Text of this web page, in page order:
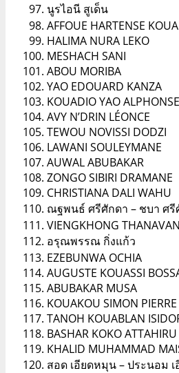
นูรไอนี สูเด็น
AFFOUE HARTENSE
HALIMA NURA LEKO
MESHACH SANI
ABOU MORIBA
YAO EDOUARD KANZA
KOUADIO YAO ALPHONSE
AVY N’DRIN LÉONCE
TEWOU NOVISSI DODZI
LAWANI SOULEYMANE
AUWAL ABUBAKAR
ZONGO SIBIRI DRAMANE
CHRISTIANA DALI WAHU
ณฐพนธ์ ศรีศักดา – ชบา ศรี
VIENGKHONG
อรุณพรรณ กิ่งแก้ว
EZEBUNWA OCHIA
AUGUSTE KOUASSI
ABUBAKAR MUSA
KOUAKOU SIMON PIERRE
TANOH KOUABLAN
BASHAR KOKO ATTAHIRU
KHALID MUHAMMAD
สอด เอียดหมุน – ประนอม